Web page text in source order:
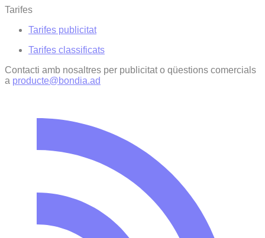
Tarifes
Tarifes publicitat
Tarifes classificats
Contacti amb nosaltres per publicitat o qüestions comercials
a producte@bondia.ad